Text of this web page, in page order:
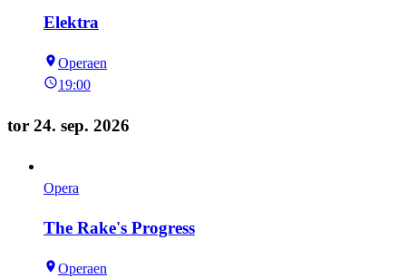
Elektra
Operaen
19:00
tor 24. sep. 2026
Opera
The Rake's Progress
Operaen